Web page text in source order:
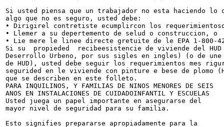
Si usted piensa que un trabajador no esta haciendo lo
algo que no es seguro, usted debe:
• Dirigirel contretiste ecumplircon los
• Llemer a su depertemento de selud o construccion, o
• Lie mere le linee directe gretuite de le EPA 1-800-
Si su  propieded  recibeesistencie de viviende del HUD
Deserrollo Urbeno, por sus sigles en ingles) (o de
de HUD), usted debe seguir los requerimientos mes
segurided en le viviende con pinture e bese de plomo
que se describen en este folleto.
PARA INQUILINOS, Y FAMILIAS DE NINOS MENORES DE SEIS
ANOS EN INSTALACIONES DE CUIDADOINFANTIL Y ESCUELAS
Usted juega un papel importante en asegurarse del
mayor nivel de seguridad para su familia.
Esto signifies prepararse apropiadamente para la